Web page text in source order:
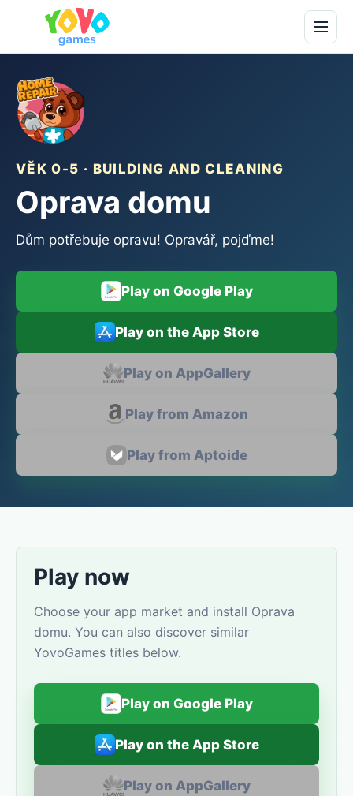
VĚK 0-5 · BUILDING AND CLEANING
Oprava domu
Dům potřebuje opravu! Opravář, pojďme!
Play on Google Play
Play on the App Store
Play on AppGallery
Play from Amazon
Play from Aptoide
Play now
Choose your app market and install Oprava
domu. You can also discover similar
YovoGames titles below.
Play on Google Play
Play on the App Store
Play on AppGallery